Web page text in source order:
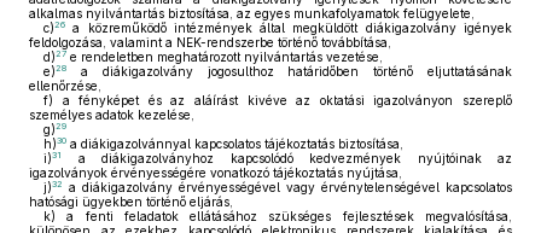
alkalmas nyilvántartás biztosítása, az egyes munkafolyamatok felügyelete,
c)26
a közreműködő intézmények által megküldött diákigazolvány igények
feldolgozása, valamint a NEK-rendszerbe történő továbbítása,
d)27 e rendeletben meghatározott nyilvántartás vezetése,
e)28
a diákigazolvány jogosulthoz határidőben történő eljuttatásának
ellenőrzése,
f) a fényképet és az aláírást kivéve az oktatási igazolványon szereplő
személyes adatok kezelése,
g)29
h)30 a diákigazolvánnyal kapcsolatos tájékoztatás biztosítása,
i)31
a diákigazolványhoz kapcsolódó kedvezmények nyújtóinak az
igazolványok érvényességére vonatkozó tájékoztatás nyújtása,
j)32
a diákigazolvány érvényességével vagy érvénytelenségével kapcsolatos
hatósági ügyekben történő eljárás,
k) a fenti feladatok ellátásához szükséges fejlesztések megvalósítása,